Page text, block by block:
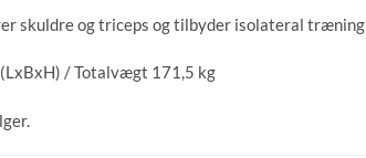
skuldre og triceps og tilbyder isolateral træning
/ Totalvægt 171,5 kg